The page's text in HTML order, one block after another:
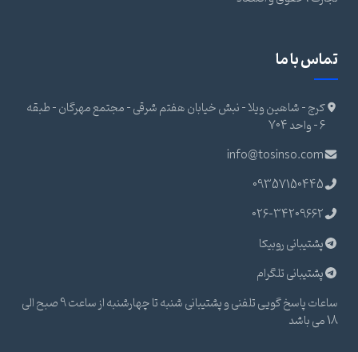
تماس با ما
کرج - شاهین ویلا - نبش خیابان هفتم شرقی - مجتمع مهرگان - طبقه
6 - واحد 704
info@tosinso.com
09357150445
026-34209662
پشتیبانی روبیکا
پشتیبانی تلگرام
ساعات پاسخ گویی تلفنی و پشتیبانی شنبه تا چهارشنبه از ساعت 9 صبح الی
18 می باشد